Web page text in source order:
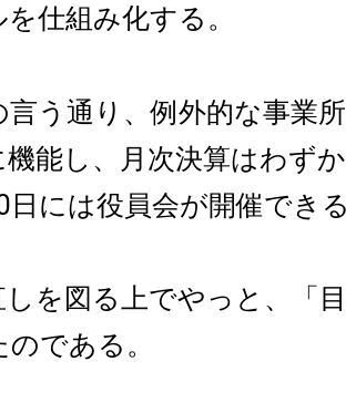
仕組み化する。
う通り、例外的な事業
機能し、月次決算はわず
日には役員会が開催でき
を図る上でやっと、「
である。